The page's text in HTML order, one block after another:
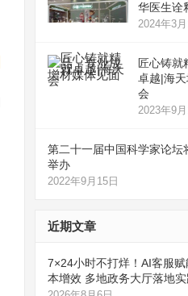
华医生诠
2024年3月
匠心铸就
卓越|海
会
2023年9月
第二十一届中国科学家论坛
举办
2022年9月15日
近期文章
7×24小时不打烊！AI客服
本增效 多地政务大厅落地